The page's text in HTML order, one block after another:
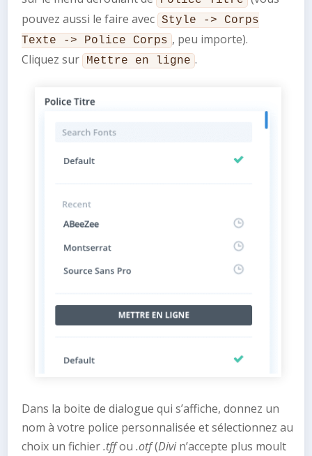
pouvez aussi le faire avec Style -> Corps
Texte -> Police Corps , peu importe).
Cliquez sur Mettre en ligne .
Dans la boite de dialogue qui s’affiche, donnez un
nom à votre police personnalisée et sélectionnez au
choix un fichier.tffou.otf(Divi n’accepte plus moult